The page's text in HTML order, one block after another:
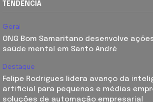
TENDÊNCIA
Geral
ONG Bom Samaritano desenvolve
saúde mental em Santo André
Destaque
Felipe Rodrigues lidera avanço da
artificial para pequenas e médias
soluções de automação empresarial